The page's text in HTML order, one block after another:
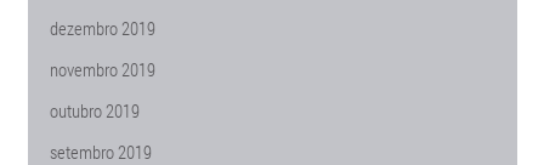
dezembro 2019
novembro 2019
outubro 2019
setembro 2019